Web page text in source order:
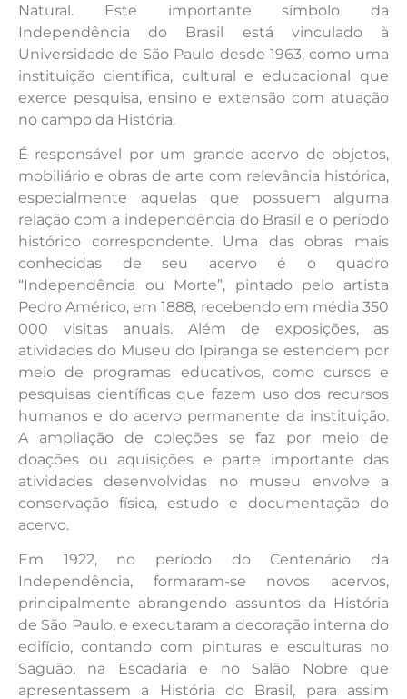
Natural. Este importante símbolo da
Independência do Brasil está vinculado à
Universidade de São Paulo desde 1963, como uma
instituição científica, cultural e educacional que
exerce pesquisa, ensino e extensão com atuação
no campo da História.
É responsável por um grande acervo de objetos,
mobiliário e obras de arte com relevância histórica,
especialmente aquelas que possuem alguma
relação com a independência do Brasil e o período
histórico correspondente. Uma das obras mais
conhecidas de seu acervo é o quadro
“Independência ou Morte”, pintado pelo artista
Pedro Américo, em 1888, recebendo em média 350
000 visitas anuais. Além de exposições, as
atividades do Museu do Ipiranga se estendem por
meio de programas educativos, como cursos e
pesquisas científicas que fazem uso dos recursos
humanos e do acervo permanente da instituição.
A ampliação de coleções se faz por meio de
doações ou aquisições e parte importante das
atividades desenvolvidas no museu envolve a
conservação física, estudo e documentação do
acervo.
Em 1922, no período do Centenário da
Independência, formaram-se novos acervos,
principalmente abrangendo assuntos da História
de São Paulo, e executaram a decoração interna do
edifício, contando com pinturas e esculturas no
Saguão, na Escadaria e no Salão Nobre que
apresentassem a História do Brasil, para assim